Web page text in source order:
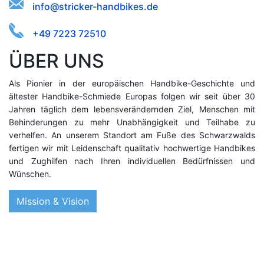
einnedhifr-kd.oac@skbetirs
+49 7223 72510
ÜBER UNS
Als Pionier in der europäischen Handbike-Geschichte und
ältester Handbike-Schmiede Europas folgen wir seit über 30
Jahren täglich dem lebensverändernden Ziel, Menschen mit
Behinderungen zu mehr Unabhängigkeit und Teilhabe zu
verhelfen. An unserem Standort am Fuße des Schwarzwalds
fertigen wir mit Leidenschaft qualitativ hochwertige Handbikes
und Zughilfen nach Ihren individuellen Bedürfnissen und
Wünschen.
Mission & Vision